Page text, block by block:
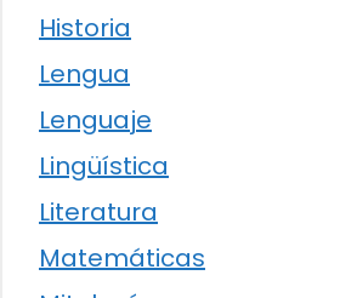
Historia
Lengua
Lenguaje
Lingüística
Literatura
Matemáticas